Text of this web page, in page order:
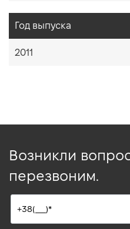
Год выпуска
2011
Возникли
перезвоним.